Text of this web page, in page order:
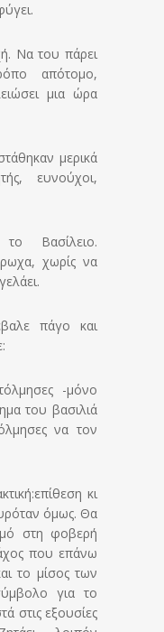
Να του πάρει
απότομο,
μια ώρα
μερικά
ευνούχοι,
Βασίλειο.
χωρίς να
πάγο και
-μόνο
του βασιλιά
να τον
κι
όμως. Θα
στη φοβερή
που επάνω
το μίσος των
για το
στις εξουσίες